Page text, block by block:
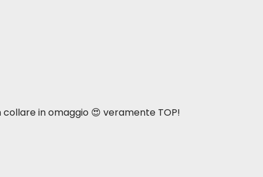
in omaggio 😍 veramente TOP!